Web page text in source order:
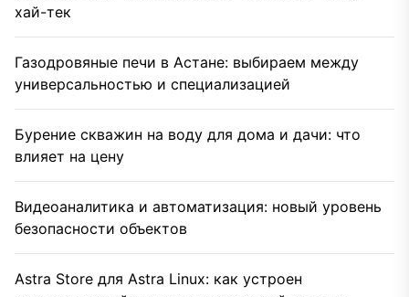
хай-тек
Газодровяные печи в Астане: выбираем между
универсальностью и специализацией
Бурение скважин на воду для дома и дачи: что
влияет на цену
Видеоаналитика и автоматизация: новый уровень
безопасности объектов
Astra Store для Astra Linux: как устроен